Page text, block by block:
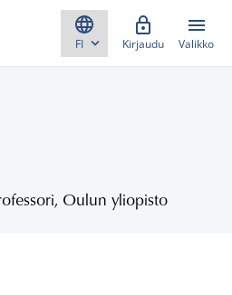
Kirjaudu Valikko
Oulun yliopisto